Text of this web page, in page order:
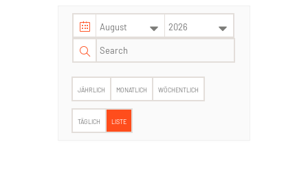
JÄHRLICH MONATLICH WÖCHENTLICH
TÄGLICH LISTE